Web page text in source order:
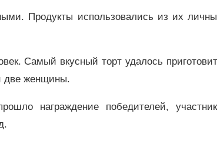
Продукты использовались из их
Самый вкусный торт удалось
две женщины.
награждение победителей,